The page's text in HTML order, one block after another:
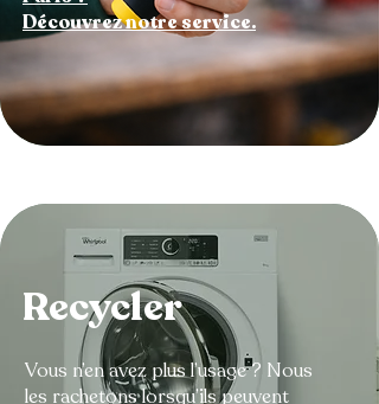
Découvrez notre service.
réparation
Recycler
Vous n’en avez plus l’usage ? Nous
les rachetons lorsqu’ils peuvent